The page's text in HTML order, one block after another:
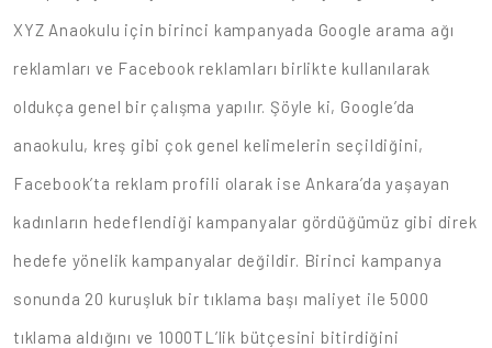
XYZ Anaokulu için birinci kampanyada Google arama ağı
reklamları ve Facebook reklamları birlikte kullanılarak
oldukça genel bir çalışma yapılır. Şöyle ki, Google’da
anaokulu, kreş gibi çok genel kelimelerin seçildiğini,
Facebook’ta reklam profili olarak ise Ankara’da yaşayan
kadınların hedeflendiği kampanyalar gördüğümüz gibi direk
hedefe yönelik kampanyalar değildir. Birinci kampanya
sonunda 20 kuruşluk bir tıklama başı maliyet ile 5000
tıklama aldığını ve 1000TL’lik bütçesini bitirdiğini